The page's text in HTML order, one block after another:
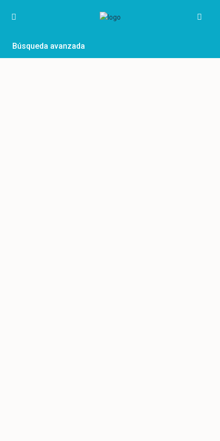
Búsqueda avanzada